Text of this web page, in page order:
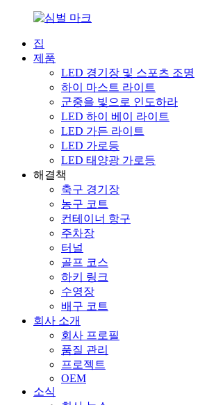
집
제품
LED 경기장 및 스포츠 조명
하이 마스트 라이트
군중을 빛으로 인도하라
LED 하이 베이 라이트
LED 가든 라이트
LED 가로등
LED 태양광 가로등
해결책
축구 경기장
농구 코트
컨테이너 항구
주차장
터널
골프 코스
하키 링크
수영장
배구 코트
회사 소개
회사 프로필
품질 관리
프로젝트
OEM
소식